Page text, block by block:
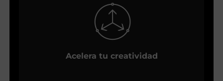
Acelera tu creatividad